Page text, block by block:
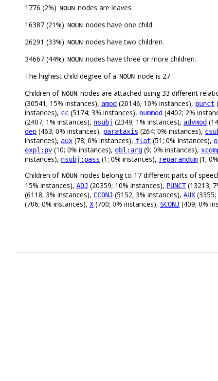
1776 (2%) NOUN nodes are leaves.
16387 (21%) NOUN nodes have one child.
26291 (33%) NOUN nodes have two children.
34667 (44%) NOUN nodes have three or more children.
The highest child degree of a NOUN node is 27.
Children of NOUN nodes are attached using 33 different
(30541; 15% instances), amod (20146; 10% instances), punct
instances), cc (5174; 3% instances), nummod (4402; 2%
(2407; 1% instances), nsubj (2349; 1% instances), advmod
dep (463; 0% instances), parataxis (264; 0% instances),
instances), aux (78; 0% instances), flat (51; 0% instances),
expl:pv (10; 0% instances), obl:arg (9; 0% instances),
instances), nsubj:pass (1; 0% instances), reparandum (1;
Children of NOUN nodes belong to 17 different parts of
15% instances), ADJ (20359; 10% instances), PUNCT(13213;
(6118; 3% instances), CCONJ (5152; 3% instances), AUX
(706; 0% instances), X (700; 0% instances), SCONJ (409; 0%
.